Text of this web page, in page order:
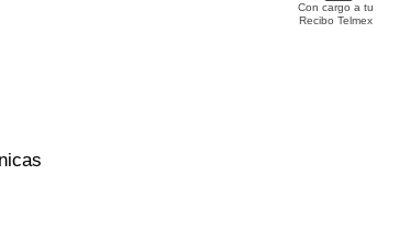
Con cargo a tu
Recibo Telmex